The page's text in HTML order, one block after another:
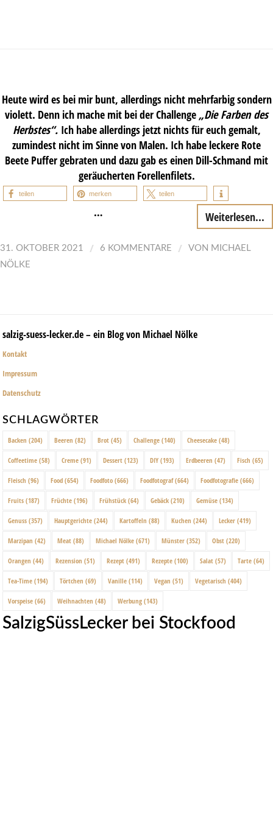
Heute wird es bei mir bunt, allerdings nicht mehrfarbig sondern
violett. Denn ich mache mit bei der Challenge „Die Farben des
Herbstes“. Ich habe allerdings jetzt nichts für euch gemalt,
zumindest nicht im Sinne von Malen. Ich habe leckere Rote
Beete Puffer gebraten und dazu gab es einen Dill-Schmand mit
geräucherten Forellenfilets.
teilen merken teilen
… Weiterlesen...
31. OKTOBER 2021 / 6 KOMMENTARE / VON MICHAEL
NÖLKE
salzig-suess-lecker.de – ein Blog von Michael Nölke
Kontakt
Impressum
Datenschutz
SCHLAGWÖRTER
Backen (204) Beeren (82) Brot (45) Challenge (140) Cheesecake (48)
Coffeetime (58) Creme (91) Dessert (123) DIY (193) Erdbeeren (47) Fisch (65)
Fleisch (96) Food (654) Foodfoto (666) Foodfotograf(664) Foodfotografie (666)
Fruits (187) Früchte (196) Frühstück (64) Gebäck (210) Gemüse (134)
Genuss (357) Hauptgerichte (244) Kartoffeln (88) Kuchen (244) Lecker (419)
Marzipan (42) Meat (88) Michael Nölke (671) Münster (352) Obst (220)
Orangen (44) Rezension (51) Rezept (491) Rezepte (100) Salat (57) Tarte (64)
Tea-Time (194) Törtchen (69) Vanille (114) Vegan (51) Vegetarisch (404)
Vorspeise (66) Weihnachten (48) Werbung (143)
SalzigSüssLecker bei Stockfood